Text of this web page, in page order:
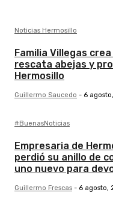
Noticias Hermosillo
Familia Villegas
rescata abejas y
Hermosillo
Guillermo Saucedo - 6
#BuenasNoticias
Empresaria de
perdió su anillo de
uno nuevo para
Guillermo Frescas - 6 agosto,